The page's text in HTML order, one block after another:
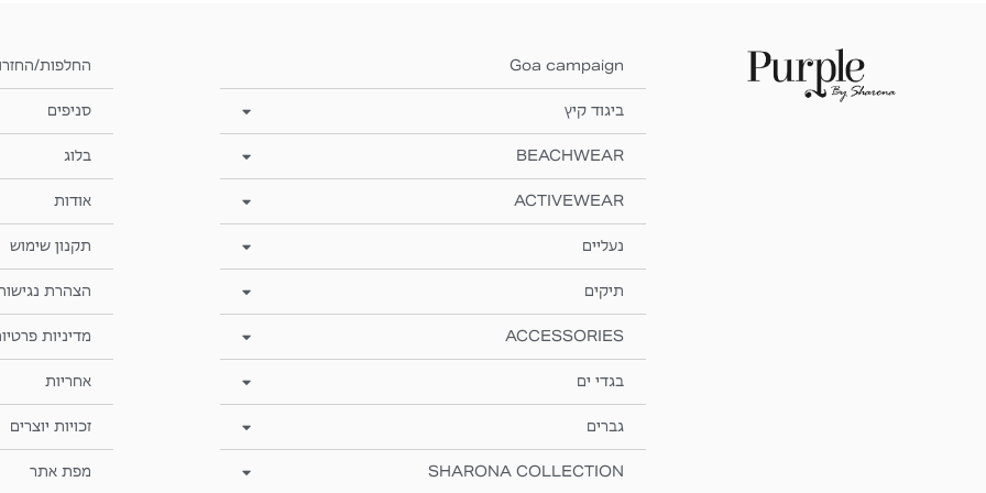
Goa campaign
ביגוד קיץ
BEACHWEAR
ACTIVEWEAR
נעליים
תיקים
ACCESSORIES
בגדי ים
גברים
SHARONA COLLECTION
החלפות/
סניפים
בלוג
אודות
תקנון שימוש
הצהרת
מדיניות
אחריות
זכויות יוצרים
מפת אתר